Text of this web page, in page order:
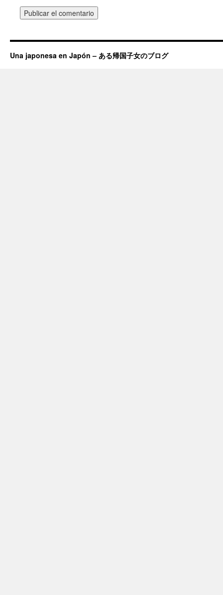
Una japonesa en Japón – ある帰国子女のブログ